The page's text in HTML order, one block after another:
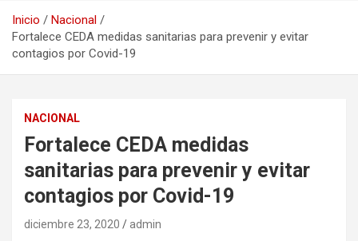
Inicio
Nacional
Fortalece CEDA medidas sanitarias para prevenir y evitar
contagios por Covid-19
NACIONAL
Fortalece CEDA medidas
sanitarias para prevenir y evitar
contagios por Covid-19
diciembre 23, 2020 admin